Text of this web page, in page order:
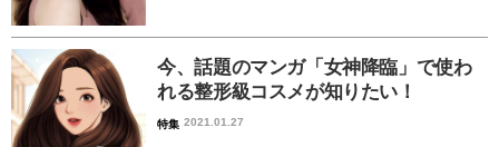
今、話題のマンガ「女神降臨」で使わ
れる整形級コスメが知りたい！
特集 2021.01.27